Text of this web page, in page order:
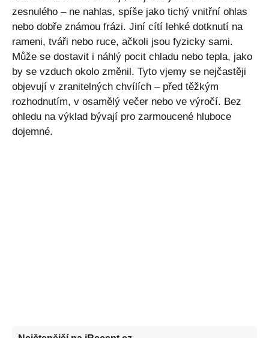
zesnulého – ne nahlas, spíše jako tichý vnitřní ohlas
nebo dobře známou frázi. Jiní cítí lehké dotknutí na
rameni, tváři nebo ruce, ačkoli jsou fyzicky sami.
Může se dostavit i náhlý pocit chladu nebo tepla, jako
by se vzduch okolo změnil. Tyto vjemy se nejčastěji
objevují v zranitelných chvílích – před těžkým
rozhodnutím, v osamělý večer nebo ve výročí. Bez
ohledu na výklad bývají pro zarmoucené hluboce
dojemné.